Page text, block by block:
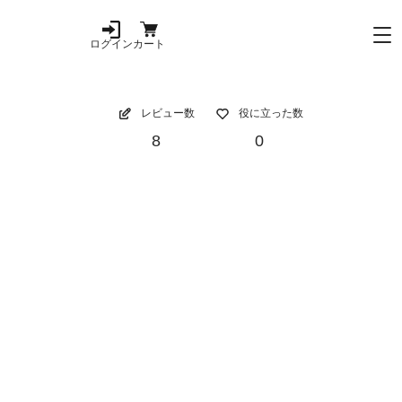
ログインカート
レビュー数
8
役に立った数
0